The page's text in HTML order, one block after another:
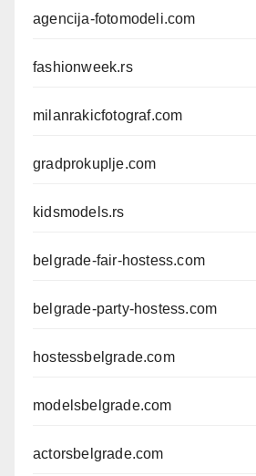
agencija-fotomodeli.com
fashionweek.rs
milanrakicfotograf.com
gradprokuplje.com
kidsmodels.rs
belgrade-fair-hostess.com
belgrade-party-hostess.com
hostessbelgrade.com
modelsbelgrade.com
actorsbelgrade.com